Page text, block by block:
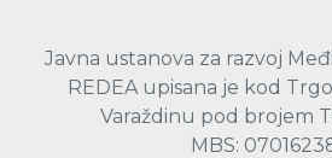
Javna ustanova za razvoj
REDEA upisana je kod
Varaždinu pod brojem
MBS: